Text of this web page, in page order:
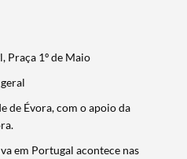
Praça 1º de Maio
de Évora, com o apoio da
em Portugal acontece nas